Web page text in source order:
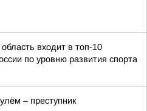
входит в топ-10
по уровню развития спорта
– преступник